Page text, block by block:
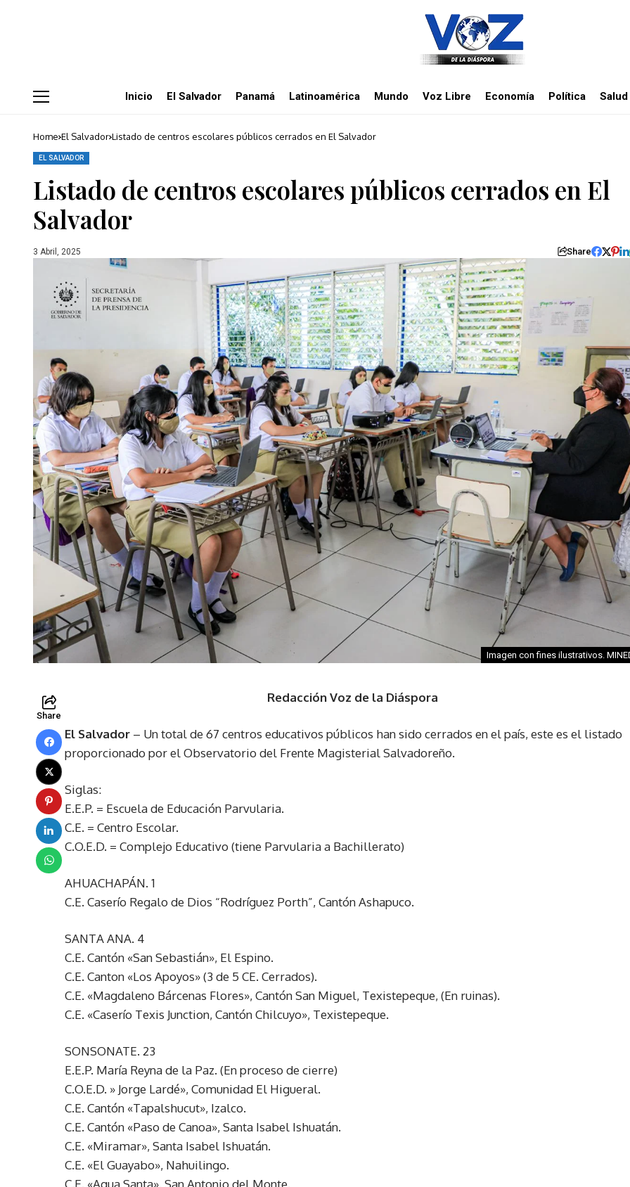
Inicio El Salvador Panamá Latinoamérica Mundo Voz Libre Economía Política Salud
Home El Salvador Listado de centros escolares públicos cerrados en El Salvador
EL SALVADOR
Listado de centros escolares públicos cerrados en El
Salvador
3 Abril, 2025 Share
Imagen con fines ilustrativos.
Share
Redacción Voz de la Diáspora
El Salvador – Un total de 67 centros educativos públicos han sido cerrados en el país, este es el listado
proporcionado por el Observatorio del Frente Magisterial Salvadoreño.
Siglas:
E.E.P. = Escuela de Educación Parvularia.
C.E. = Centro Escolar.
C.O.E.D. = Complejo Educativo (tiene Parvularia a Bachillerato)
AHUACHAPÁN. 1
C.E. Caserío Regalo de Dios “Rodríguez Porth”, Cantón Ashapuco.
SANTA ANA. 4
C.E. Cantón «San Sebastián», El Espino.
C.E. Canton «Los Apoyos» (3 de 5 CE. Cerrados).
C.E. «Magdaleno Bárcenas Flores», Cantón San Miguel, Texistepeque, (En ruinas).
C.E. «Caserío Texis Junction, Cantón Chilcuyo», Texistepeque.
SONSONATE. 23
E.E.P. María Reyna de la Paz. (En proceso de cierre)
C.O.E.D. » Jorge Lardé», Comunidad El Higueral.
C.E. Cantón «Tapalshucut», Izalco.
C.E. Cantón «Paso de Canoa», Santa Isabel Ishuatán.
C.E. «Miramar», Santa Isabel Ishuatán.
C.E. «El Guayabo», Nahuilingo.
C.E. «Agua Santa», San Antonio del Monte.